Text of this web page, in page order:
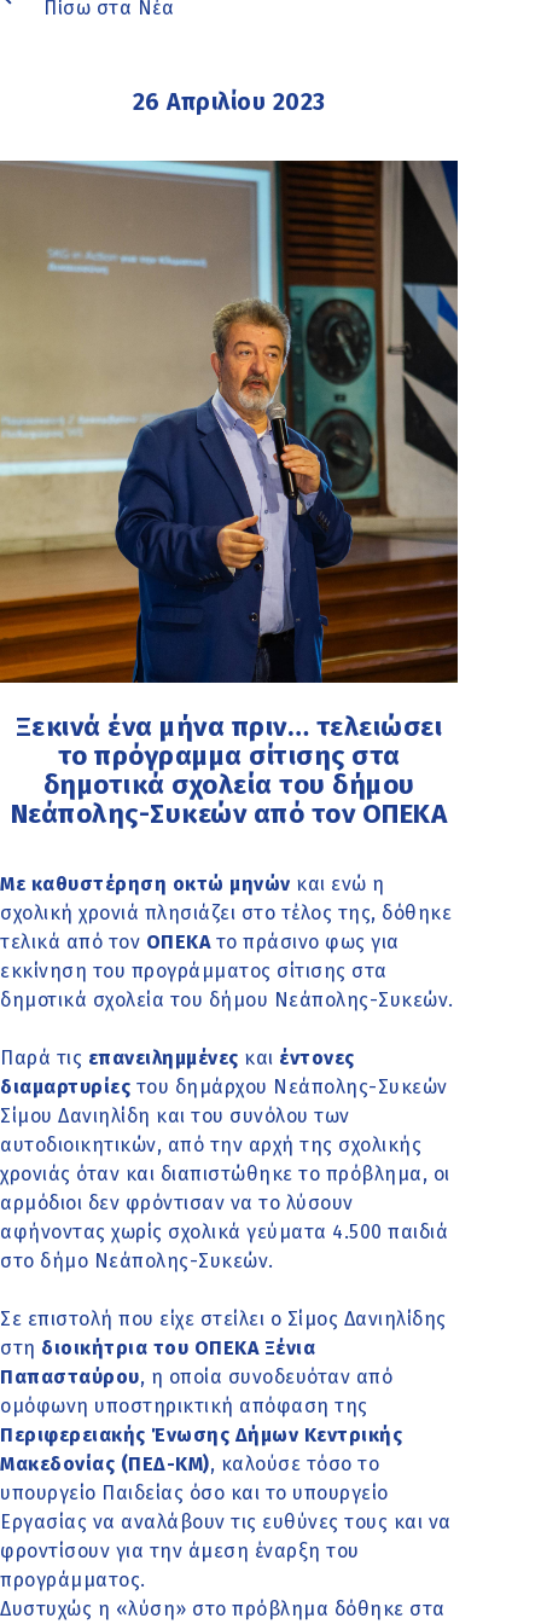
Πίσω στα Νέα
26 Απριλίου 2023
Ξεκινά ένα μήνα πριν… τελειώσει
το πρόγραμμα σίτισης στα
δημοτικά σχολεία του δήμου
Νεάπολης-Συκεών από τον ΟΠΕΚΑ
Με καθυστέρηση οκτώ μηνών και ενώ η
σχολική χρονιά πλησιάζει στο τέλος της, δόθηκε
τελικά από τον ΟΠΕΚΑ το πράσινο φως για
εκκίνηση του προγράμματος σίτισης στα
δημοτικά σχολεία του δήμου Νεάπολης-Συκεών.
Παρά τις επανειλημμένες και έντονες
διαμαρτυρίες του δημάρχου Νεάπολης-Συκεών
Σίμου Δανιηλίδη και του συνόλου των
αυτοδιοικητικών, από την αρχή της σχολικής
χρονιάς όταν και διαπιστώθηκε το πρόβλημα, οι
αρμόδιοι δεν φρόντισαν να το λύσουν
αφήνοντας χωρίς σχολικά γεύματα 4.500 παιδιά
στο δήμο Νεάπολης-Συκεών.
Σε επιστολή που είχε στείλει ο Σίμος Δανιηλίδης
στη διοικήτρια του ΟΠΕΚΑ Ξένια
Παπασταύρου, η οποία συνοδευόταν από
ομόφωνη υποστηρικτική απόφαση της
Περιφερειακής Ένωσης Δήμων Κεντρικής
Μακεδονίας (ΠΕΔ-ΚΜ), καλούσε τόσο το
υπουργείο Παιδείας όσο και το υπουργείο
Εργασίας να αναλάβουν τις ευθύνες τους και να
φροντίσουν για την άμεση έναρξη του
προγράμματος.
Δυστυχώς η «λύση» στο πρόβλημα δόθηκε στα